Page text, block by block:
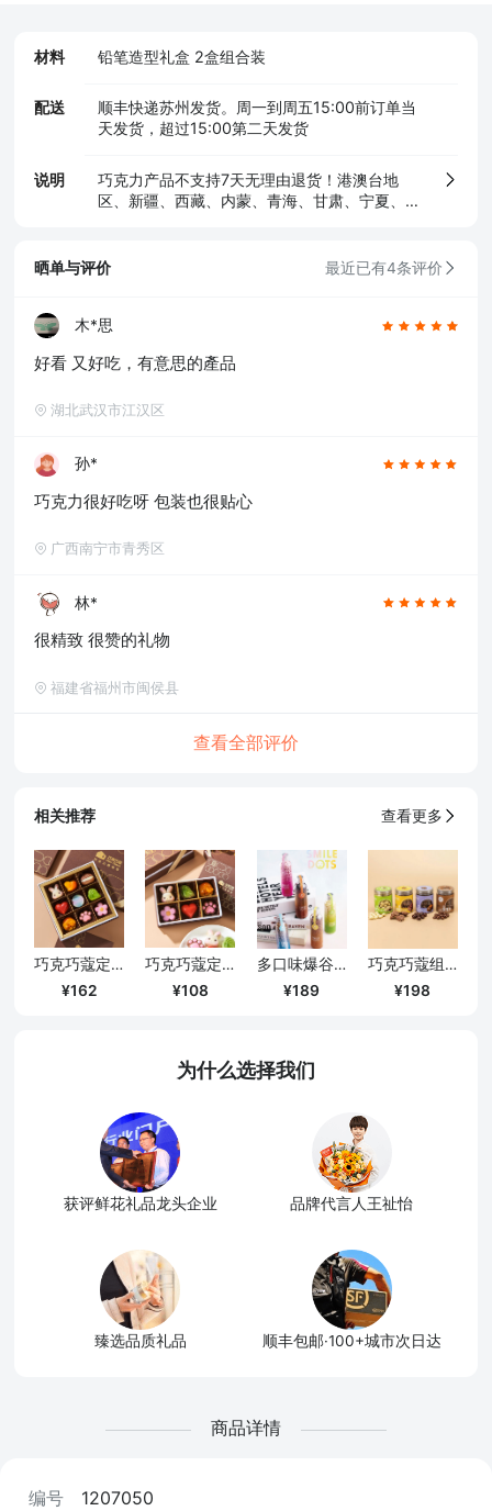
材料 铅笔造型礼盒 2盒组合装
配送
顺丰快递苏州发货。周一到周五15:00前订单当
天发货，超过15:00第二天发货
说明
巧克力产品不支持7天无理由退货！港澳台地
区、新疆、西藏、内蒙、青海、甘肃、宁夏、贵
晒单与评价 最近已有4条评价
木*思
好看 又好吃，有意思的產品
湖北武汉市江汉区
孙*
巧克力很好吃呀 包装也很贴心
广西南宁市青秀区
林*
很精致 很赞的礼物
福建省福州市闽侯县
查看全部评价
相关推荐 查看更多
巧克巧蔻定制9粒装手工夹心巧克力
162
巧克巧蔻定制6粒装手工夹心巧克力
108
多口味爆谷米巧克力
189
巧克巧蔻组合口味定制礼盒（口味随机）
198
为什么选择我们
获评鲜花礼品龙头企业 品牌代言人王祉怡
臻选品质礼品 顺丰包邮·100+城市次日达
商品详情
编号
1207050